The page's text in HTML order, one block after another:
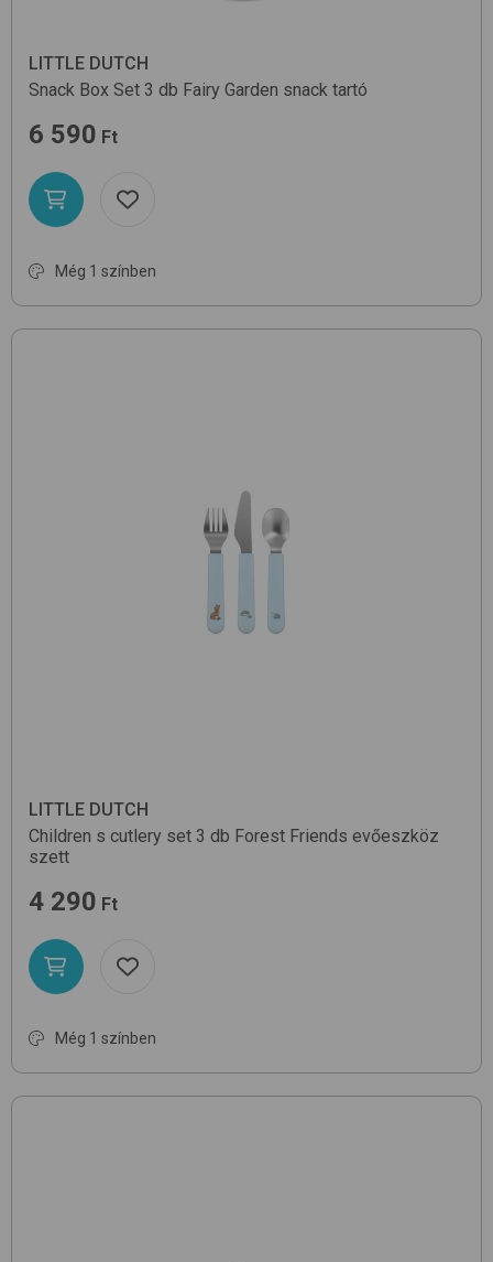
LITTLE DUTCH
Snack Box Set 3 db Fairy Garden snack tartó
6 590 Ft
Még 1 színben
LITTLE DUTCH
Children s cutlery set 3 db Forest Friends evőeszköz
szett
4 290 Ft
Még 1 színben